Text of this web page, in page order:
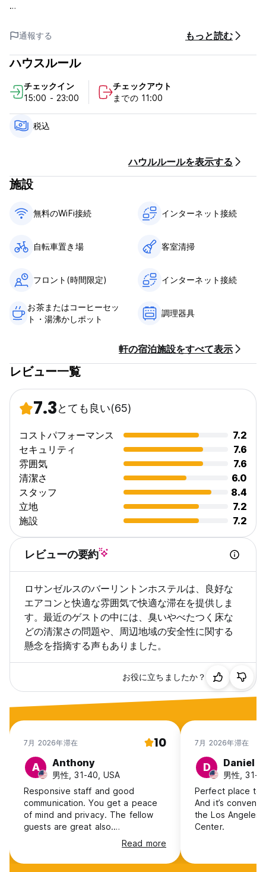
入りの料理を作ることができます。さらに、客室には新鮮な空気
を吸うための専用パティオが付いています。さらに、エアコンが
備わっているので快適に過ごせ、共用バスルームも便利です。快
適なバーリントン ホステルからロサンゼルスの活気を発見してく
バーリントン ホステルのポリシーと条件:
キャンセルポリシー: 到着の24時間前まで。キャンセルが遅れた
チェックアウト時間は08:00～11:00です。
税金が含まれています。
朝食は含まれておりません。
一般的な：
受付：08:00～23:00
通報する もっと読む
ハウスルール
チェックイン
15:00 - 23:00
チェックアウト
までの 11:00
税込
ハウルルールを表示する
施設
無料のWiFi接続 インターネット接続
自転車置き場 客室清掃
フロント(時間限定) インターネット接続
お茶またはコーヒーセッ
ト・湯沸かしポット
調理器具
軒の宿泊施設をすべて表示
レビュー一覧
7.3とても良い(65)
コストパフォーマンス
7.2
セキュリティ
7.6
雰囲気
7.6
清潔さ
6.0
スタッフ
8.4
立地
7.2
施設
7.2
レビューの要約
ロサンゼルスのバーリントンホステルは、良好な
エアコンと快適な雰囲気で快適な滞在を提供しま
す。最近のゲストの中には、臭いやべたつく床な
どの清潔さの問題や、周辺地域の安全性に関する
懸念を指摘する声もありました。
お役に立ちましたか？
7月 2026年滞在 10
A Anthony
男性, 31-40, USA
Responsive staff and good
communication. You get a peace
of mind and privacy. The fellow
guests are great also.
Conveniently near the bus stop to
DTLA or Santa Monica and
convenience stores!
Read more
7月 2026年滞在
D Daniel
男性, 31-
Perfect place to
And it’s
the Los Angeles
Center.